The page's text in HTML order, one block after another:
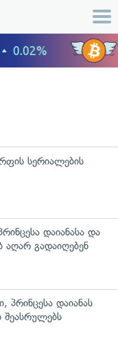
სერიალების
დაიანასა და
აღარ გადაიღებენ
პრინცესა დაიანას